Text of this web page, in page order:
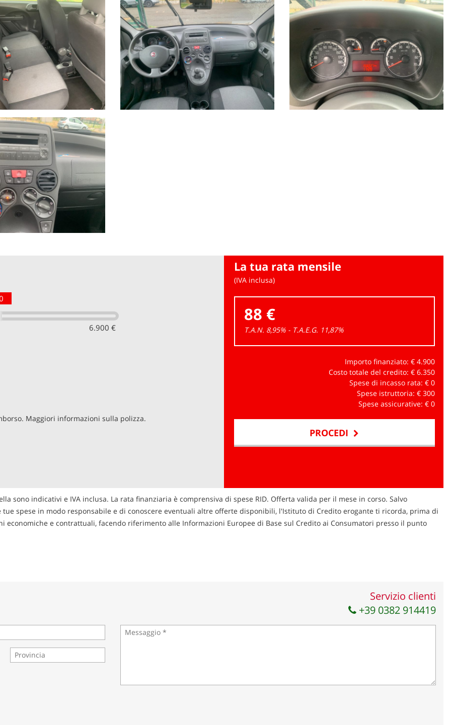
6.900 €
Maggiori informazioni sulla polizza.
La tua rata mensile
(IVA inclusa)
88 €
T.A.N. 8,95% - T.A.E.G. 11,87%
Importo finanziato: € 4.900
Costo totale del credito: € 6.350
Spese di incasso rata: € 0
Spese istruttoria: € 300
Spese assicurative: € 0
PROCEDI
sono indicativi e IVA inclusa. La rata finanziaria è comprensiva di spese RID. Offerta valida per il mese in corso. Salvo
spese in modo responsabile e di conoscere eventuali altre offerte disponibili, l'Istituto di Credito erogante ti ricorda, prima di
e contrattuali, facendo riferimento alle Informazioni Europee di Base sul Credito ai Consumatori presso il punto
Servizio clienti
+39 0382 914419